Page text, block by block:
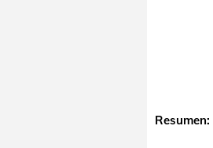
Resumen: